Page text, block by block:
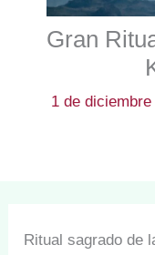
Gran
1 de diciembre
Ritual sagrado de